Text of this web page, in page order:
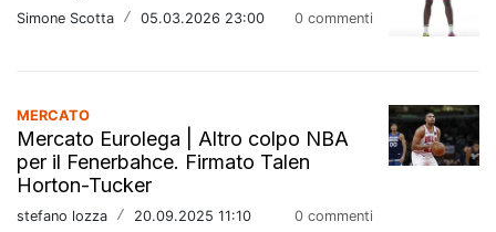
Simone Scotta / 05.03.2026 23:00 0 commenti
MERCATO
Mercato Eurolega | Altro colpo NBA
per il Fenerbahce. Firmato Talen
Horton-Tucker
stefano lozza / 20.09.2025 11:10 0 commenti